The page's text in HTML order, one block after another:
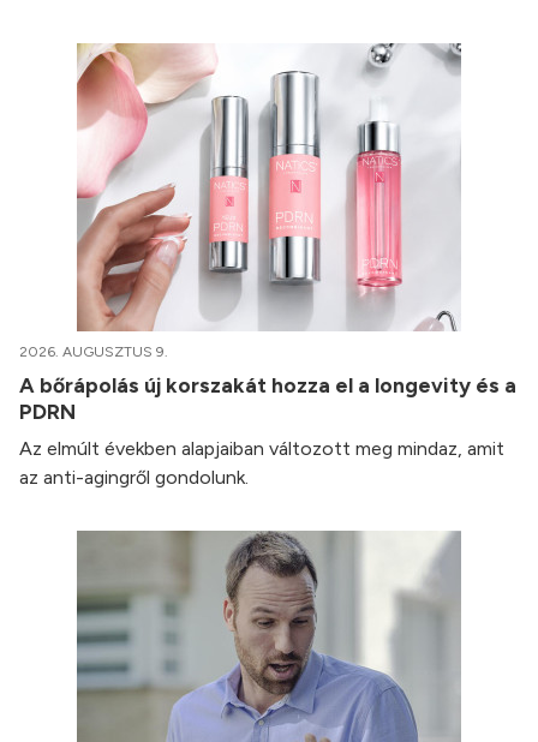
2026. AUGUSZTUS 9.
A bőrápolás új korszakát hozza el a longevity és a
PDRN
Az elmúlt években alapjaiban változott meg mindaz, amit
az anti-agingről gondolunk.